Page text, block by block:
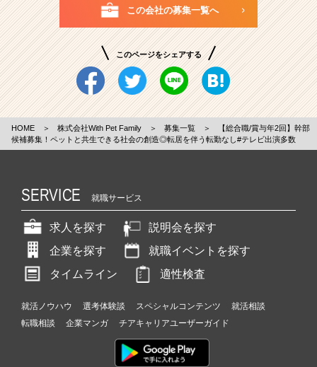
この会社の募集一覧へ
このページをシェアする
HOME ＞ 株式会社With Pet Family ＞ 募集一覧 ＞
【総合職/賞与年2回】幹部
候補募集！ペットと共生できる社会の創造◎転居を伴う転勤なし#テレビ出演多数
SERVICE 就職サービス
求人を探す
説明会を探す
企業を探す
就職イベントを探す
タイムライン
適性検査
就活ノウハウ 選考体験談 スペシャルコンテンツ
就活相談
転職相談
企業マンガ チアキャリアユーザーガイド